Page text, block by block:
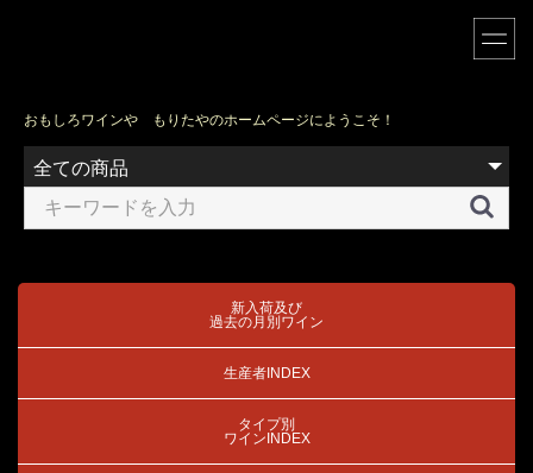
おもしろワインや もりたやのホームページにようこそ！
新入荷及び
過去の月別ワイン
生産者INDEX
タイプ別
ワインINDEX
実店舗の定休日 日曜、月曜日
＊ホームページからのご注文は常時受け付けています。
更新日は2026年07月22日です。
火 水 木